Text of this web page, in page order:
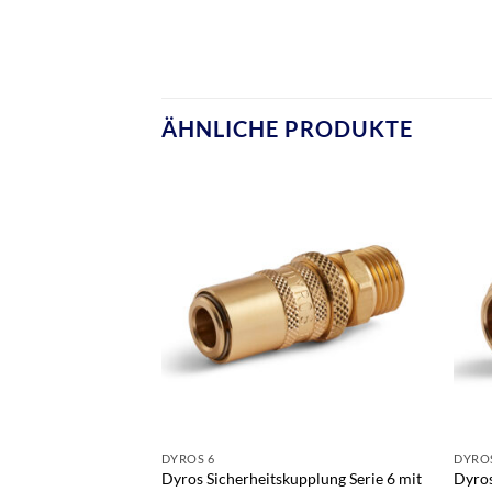
ÄHNLICHE PRODUKTE
DYROS 6
Dyros Sicherheitskupplung Serie 6 mit